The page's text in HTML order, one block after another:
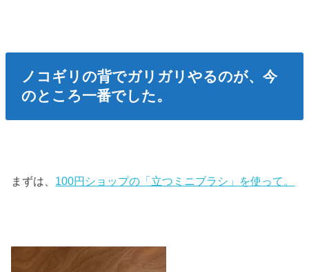
ノコギリの背でガリガリやるのが、今
のところ一番でした。
まずは、 100円ショップの「立つミニブラシ」を使って。